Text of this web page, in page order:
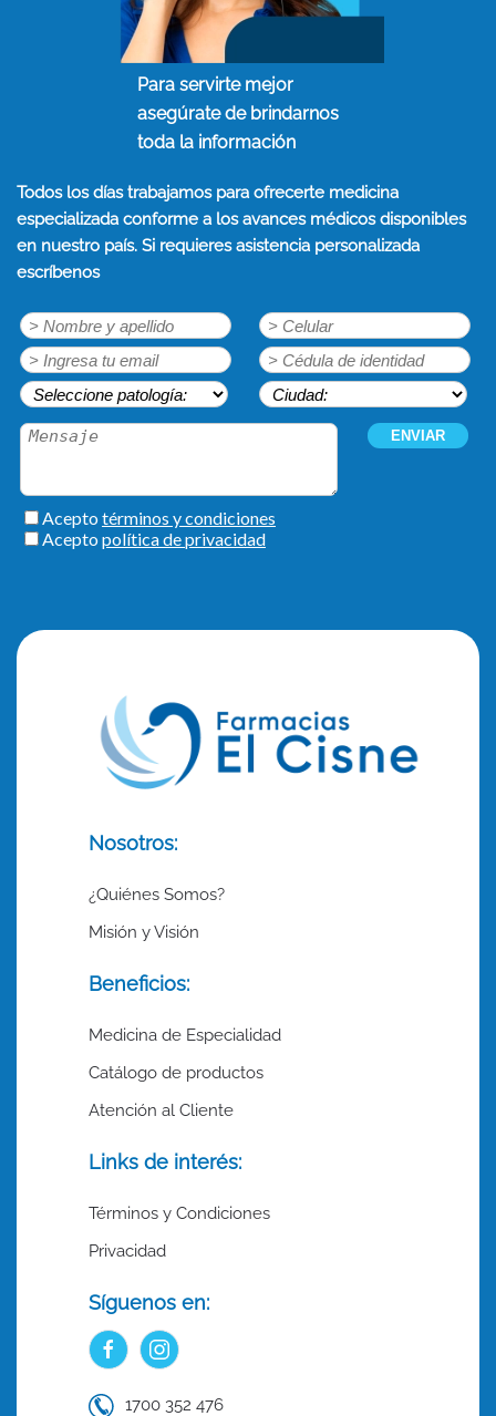
Para servirte mejor
asegúrate de brindarnos
toda la información
Todos los días trabajamos para ofrecerte medicina
especializada conforme a los avances médicos disponibles
en nuestro país. Si requieres asistencia personalizada
escríbenos
Nosotros:
¿Quiénes Somos?
Misión y Visión
Beneficios:
Medicina de Especialidad
Catálogo de productos
Atención al Cliente
Links de interés:
Términos y Condiciones
Privacidad
Síguenos en:
1700 352 476